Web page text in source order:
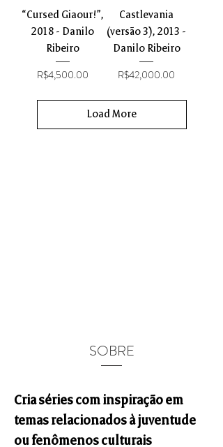
“Cursed Giaour!”,
2018 - Danilo
Ribeiro
Price
R$4,500.00
Castlevania
(versão 3), 2013 -
Danilo Ribeiro
Price
R$42,000.00
Load More
SOBRE
Cria séries com inspiração em
temas relacionados à juventude
ou fenômenos culturais